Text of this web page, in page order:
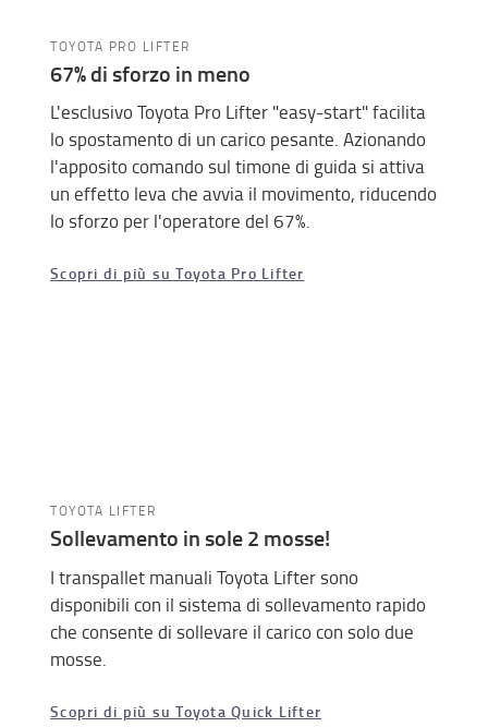
TOYOTA PRO LIFTER
67% di sforzo in meno
L'esclusivo Toyota Pro Lifter "easy-start" facilita
lo spostamento di un carico pesante. Azionando
l'apposito comando sul timone di guida si attiva
un effetto leva che avvia il movimento, riducendo
lo sforzo per l'operatore del 67%.
Scopri di più su Toyota Pro Lifter
TOYOTA LIFTER
Sollevamento in sole 2 mosse!
I transpallet manuali Toyota Lifter sono
disponibili con il sistema di sollevamento rapido
che consente di sollevare il carico con solo due
mosse.
Scopri di più su Toyota Quick Lifter